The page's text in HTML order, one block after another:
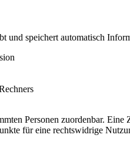
und speichert automatisch
Personen zuordenbar.
für eine rechtswidrige